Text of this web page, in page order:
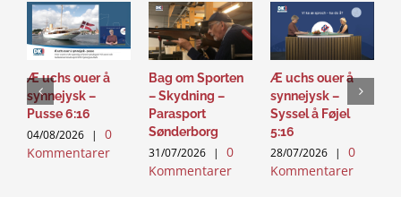
Æ uchs ouer å
synnejysk –
Pusse 6:16
04/08/2026 |
0
Kommentarer
Bag om Sporten
– Skydning –
Parasport
Sønderborg
31/07/2026 |
0
Kommentarer
Æ uchs ouer å
synnejysk –
Syssel å Føjel
5:16
28/07/2026 |
0
Kommentarer